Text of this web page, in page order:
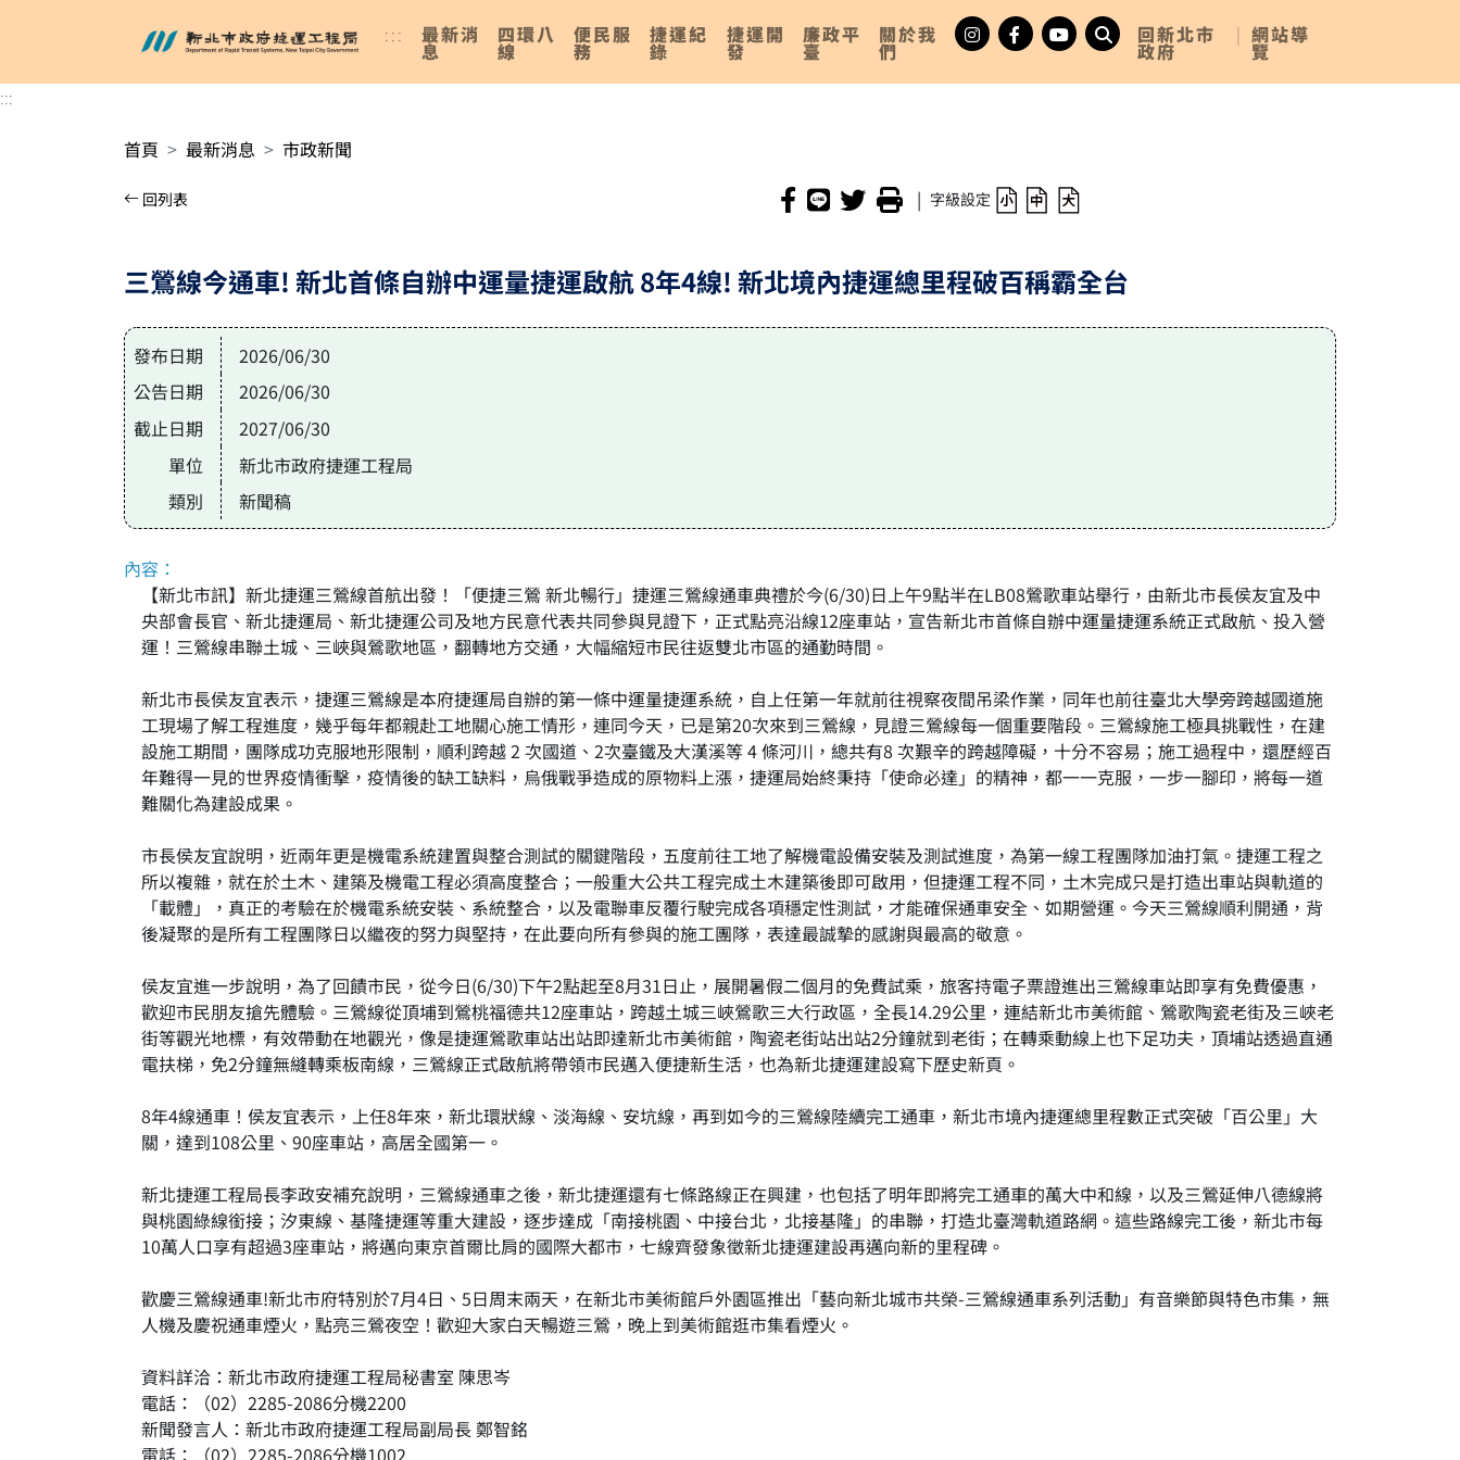
新北市政府捷運工程局
::: 最新消
息
四環八
線
便民服
務
捷運紀
錄
捷運開
發
廉政平
臺
關於我
們
回新北市
政府
| 網站導
覽
:::
首頁
最新消息
市政新聞
| 字級設定
回列表
三鶯線今通車! 新北首條自辦中運量捷運啟航 8年4線! 新北境內捷運總里程破百稱霸全台
發布日期
2026/06/30
公告日期
2026/06/30
截止日期
2027/06/30
單位
新北市政府捷運工程局
類別
新聞稿
內容：
【新北市訊】新北捷運三鶯線首航出發！「便捷三鶯 新北暢行」捷運三鶯線通車典禮於今(6/30)日上午9點半在LB08鶯歌車站舉行，由新北市長侯友宜及中
央部會長官、新北捷運局、新北捷運公司及地方民意代表共同參與見證下，正式點亮沿線12座車站，宣告新北市首條自辦中運量捷運系統正式啟航、投入營
運！三鶯線串聯土城、三峽與鶯歌地區，翻轉地方交通，大幅縮短市民往返雙北市區的通勤時間。
新北市長侯友宜表示，捷運三鶯線是本府捷運局自辦的第一條中運量捷運系統，自上任第一年就前往視察夜間吊梁作業，同年也前往臺北大學旁跨越國道施
工現場了解工程進度，幾乎每年都親赴工地關心施工情形，連同今天，已是第20次來到三鶯線，見證三鶯線每一個重要階段。三鶯線施工極具挑戰性，在建
設施工期間，團隊成功克服地形限制，順利跨越 2 次國道、2次臺鐵及大漢溪等 4 條河川，總共有8 次艱辛的跨越障礙，十分不容易；施工過程中，還歷經百
年難得一見的世界疫情衝擊，疫情後的缺工缺料，烏俄戰爭造成的原物料上漲，捷運局始終秉持「使命必達」的精神，都一一克服，一步一腳印，將每一道
難關化為建設成果。
市長侯友宜說明，近兩年更是機電系統建置與整合測試的關鍵階段，五度前往工地了解機電設備安裝及測試進度，為第一線工程團隊加油打氣。捷運工程之
所以複雜，就在於土木、建築及機電工程必須高度整合；一般重大公共工程完成土木建築後即可啟用，但捷運工程不同，土木完成只是打造出車站與軌道的
「載體」，真正的考驗在於機電系統安裝、系統整合，以及電聯車反覆行駛完成各項穩定性測試，才能確保通車安全、如期營運。今天三鶯線順利開通，背
後凝聚的是所有工程團隊日以繼夜的努力與堅持，在此要向所有參與的施工團隊，表達最誠摯的感謝與最高的敬意。
侯友宜進一步說明，為了回饋市民，從今日(6/30)下午2點起至8月31日止，展開暑假二個月的免費試乘，旅客持電子票證進出三鶯線車站即享有免費優惠，
歡迎市民朋友搶先體驗。三鶯線從頂埔到鶯桃福德共12座車站，跨越土城三峽鶯歌三大行政區，全長14.29公里，連結新北市美術館、鶯歌陶瓷老街及三峽老
街等觀光地標，有效帶動在地觀光，像是捷運鶯歌車站出站即達新北市美術館，陶瓷老街站出站2分鐘就到老街；在轉乘動線上也下足功夫，頂埔站透過直通
電扶梯，免2分鐘無縫轉乘板南線，三鶯線正式啟航將帶領市民邁入便捷新生活，也為新北捷運建設寫下歷史新頁。
8年4線通車！侯友宜表示，上任8年來，新北環狀線、淡海線、安坑線，再到如今的三鶯線陸續完工通車，新北市境內捷運總里程數正式突破「百公里」大
關，達到108公里、90座車站，高居全國第一。
新北捷運工程局長李政安補充說明，三鶯線通車之後，新北捷運還有七條路線正在興建，也包括了明年即將完工通車的萬大中和線，以及三鶯延伸八德線將
與桃園綠線銜接；汐東線、基隆捷運等重大建設，逐步達成「南接桃園、中接台北，北接基隆」的串聯，打造北臺灣軌道路網。這些路線完工後，新北市每
10萬人口享有超過3座車站，將邁向東京首爾比肩的國際大都市，七線齊發象徵新北捷運建設再邁向新的里程碑。
歡慶三鶯線通車!新北市府特別於7月4日、5日周末兩天，在新北市美術館戶外園區推出「藝向新北城市共榮-三鶯線通車系列活動」有音樂節與特色市集，無
人機及慶祝通車煙火，點亮三鶯夜空！歡迎大家白天暢遊三鶯，晚上到美術館逛市集看煙火。
資料詳洽：新北市政府捷運工程局秘書室 陳思岑
電話：（02）2285-2086分機2200
新聞發言人：新北市政府捷運工程局副局長 鄭智銘
電話：（02）2285-2086分機1002